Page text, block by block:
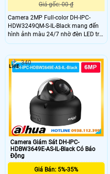
Giá gốc: 00 ₫
Camera 2MP Full-color DH-IPC-
HDW3249QM-S-IL-Black mang đến
hình ảnh màu 24/7 nhờ đèn LED trợ
sáng tích hợp. Cảm biến CMOS
hợp chuẩn nén H.265+ giúp tiết
kiệm dung lượng. Ống kính 3.6mm
tục cả ngày lẫn đêm với hiệu quả
Camera Giám Sát DH-IPC-
HDBW3649E-AS-IL-Black Có Báo
Động
Giá Bán: 5%-35%
340